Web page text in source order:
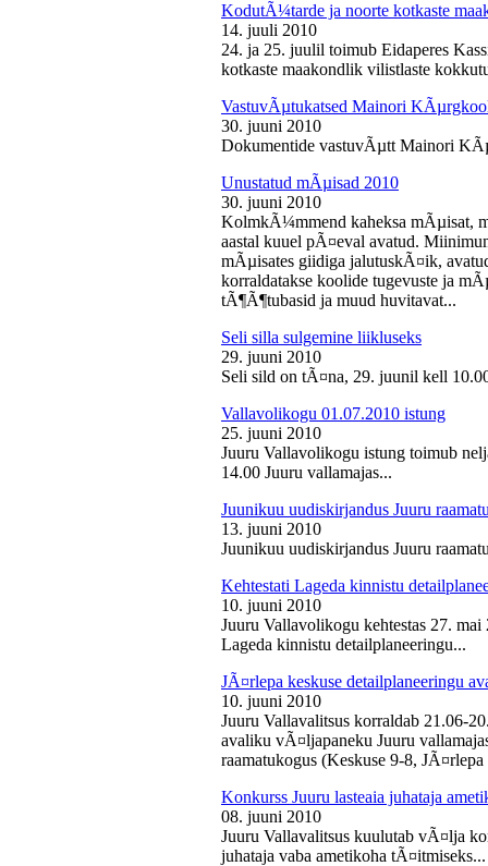
KodutÃ¼tarde ja noorte kotkaste
14. juuli 2010
24. ja 25. juulil toimub Eidaperes
kotkaste maakondlik vilistlaste
VastuvÃµtukatsed Mainori
30. juuni 2010
Dokumentide vastuvÃµtt Mainori
Unustatud mÃµisad 2010
30. juuni 2010
KolmkÃ¼mmend kaheksa mÃµisat,
aastal kuuel pÃ¤eval avatud.
mÃµisates giidiga jalutuskÃ¤ik,
korraldatakse koolide tugevuste ja
tÃ¶Ã¶tubasid ja muud huvitavat...
Seli silla sulgemine liikluseks
29. juuni 2010
Seli sild on tÃ¤na, 29. juunil kell
Vallavolikogu 01.07.2010 istung
25. juuni 2010
Juuru Vallavolikogu istung toimub
14.00 Juuru vallamajas...
Juunikuu uudiskirjandus Juuru
13. juuni 2010
Juunikuu uudiskirjandus Juuru
Kehtestati Lageda kinnistu
10. juuni 2010
Juuru Vallavolikogu kehtestas 27.
Lageda kinnistu detailplaneeringu...
JÃ¤rlepa keskuse detailplaneeringu
10. juuni 2010
Juuru Vallavalitsus korraldab 21.06-
avaliku vÃ¤ljapaneku Juuru
raamatukogus (Keskuse 9-8,
Konkurss Juuru lasteaia juhataja
08. juuni 2010
Juuru Vallavalitsus kuulutab vÃ¤lja
juhataja vaba ametikoha tÃ¤itmiseks...